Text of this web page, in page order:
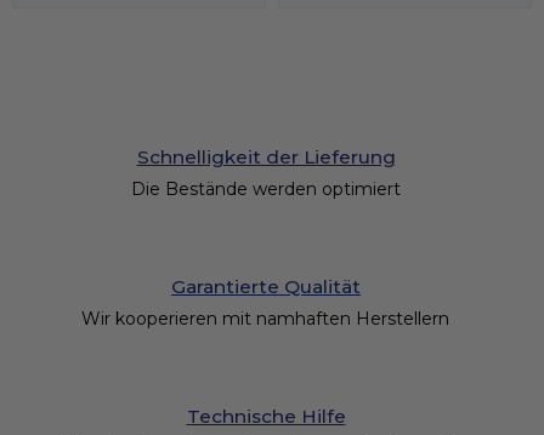
Schnelligkeit der Lieferung
Die Bestände werden optimiert
Garantierte Qualität
Wir kooperieren mit namhaften Herstellern
Technische Hilfe